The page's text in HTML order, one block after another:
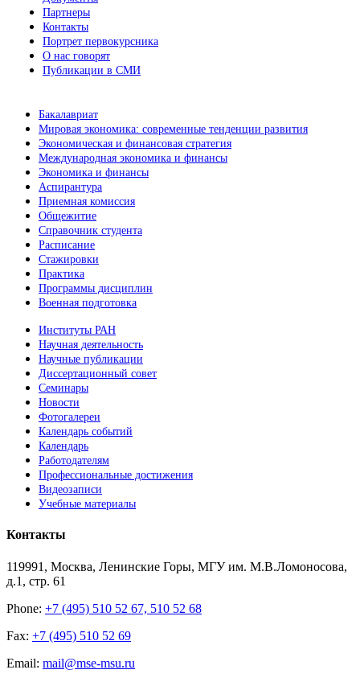
Партнеры
Контакты
Портрет первокурсника
О нас говорят
Публикации в СМИ
Бакалавриат
Мировая экономика: современные тенденции развития
Экономическая и финансовая стратегия
Международная экономика и финансы
Экономика и финансы
Аспирантура
Приемная комиссия
Общежитие
Справочник студента
Расписание
Стажировки
Практика
Программы дисциплин
Военная подготовка
Институты РАН
Научная деятельность
Научные публикации
Диссертационный совет
Семинары
Новости
Фотогалереи
Календарь событий
Календарь
Работодателям
Профессиональные достижения
Видеозаписи
Учебные материалы
Контакты
119991, Москва, Ленинские Горы, МГУ им. М.В.Ломоносова,
д.1, стр. 61
Phone: +7 (495) 510 52 67, 510 52 68
Fax: +7 (495) 510 52 69
Email: mail@mse-msu.ru